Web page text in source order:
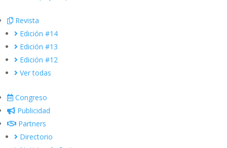
Revista
Edición #14
Edición #13
Edición #12
Ver todas
Congreso
Publicidad
Partners
Directorio